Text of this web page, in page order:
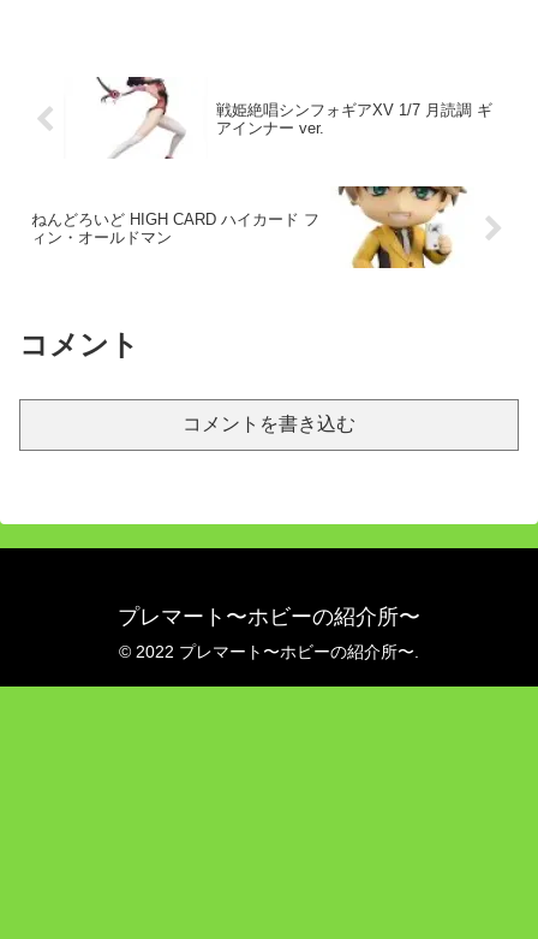
戦姫絶唱シンフォギアXV 1/7 月読調 ギ
アインナー ver.
ねんどろいど HIGH CARD ハイカード フ
ィン・オールドマン
コメント
コメントを書き込む
プレマート〜ホビーの紹介所〜
© 2022 プレマート〜ホビーの紹介所〜.